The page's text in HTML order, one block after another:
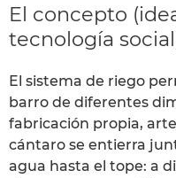
El concepto
tecnología
El sistema de riego
barro de diferentes
fabricación propia,
cántaro se entierra
agua hasta el tope: a